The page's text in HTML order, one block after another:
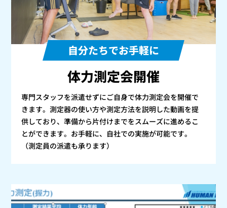
自分たちでお手軽に
体力測定会開催
専門スタッフを派遣せずにご自身で体力測定会を開催で
きます。測定器の使い方や測定方法を説明した動画を提
供しており、準備から片付けまでをスムーズに進めるこ
とができます。お手軽に、自社での実施が可能です。
（測定員の派遣も承ります）